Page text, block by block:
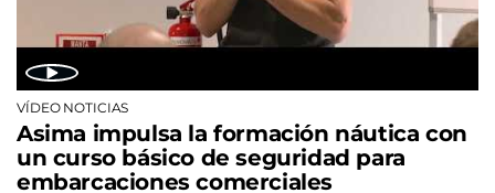
VÍDEO NOTICIAS
Asima impulsa la formación náutica con
un curso básico de seguridad para
embarcaciones comerciales